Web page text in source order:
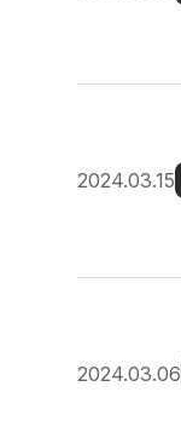
2024.03.15
2024.03.06